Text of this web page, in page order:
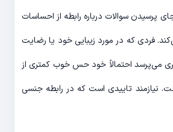
پرسیدن سوالات درباره رابطه از احساسات
فردی که در مورد زیبایی خود یا رضایت
می‌پرسد احتمالاً خود حس خوب کمتری از
نیازمند تاییدی است که در رابطه جنسی